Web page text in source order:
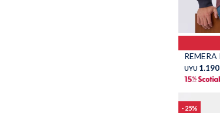
Talle
UYU 1.190
25